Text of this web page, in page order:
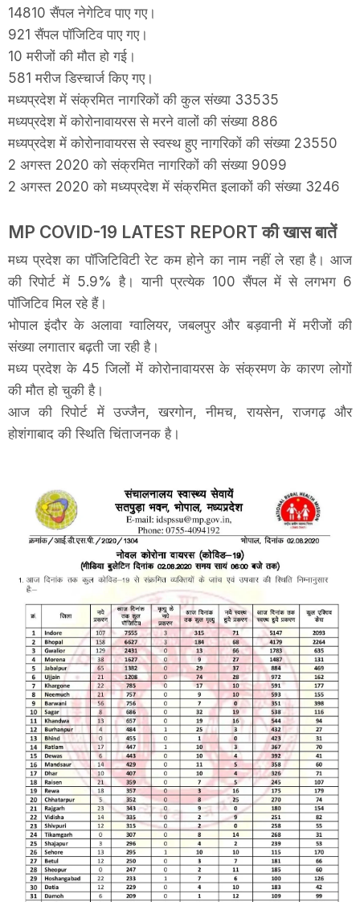
14810 सैंपल नेगेटिव पाए गए।
921 सैंपल पॉजिटिव पाए गए।
10 मरीजों की मौत हो गई।
581 मरीज डिस्चार्ज किए गए।
मध्यप्रदेश में संक्रमित नागरिकों की कुल संख्या 33535
मध्यप्रदेश में कोरोनावायरस से मरने वालों की संख्या 886
मध्यप्रदेश में कोरोनावायरस से स्वस्थ हुए नागरिकों की संख्या 23550
2 अगस्त 2020 को संक्रमित नागरिकों की संख्या 9099
2 अगस्त 2020 को मध्यप्रदेश में संक्रमित इलाकों की संख्या 3246
MP COVID-19 LATEST REPORT की खास बातें
मध्य प्रदेश का पॉजिटिविटी रेट कम होने का नाम नहीं ले रहा है। आज
की रिपोर्ट में 5.9% है। यानी प्रत्येक 100 सैंपल में से लगभग 6
पॉजिटिव मिल रहे हैं।
भोपाल इंदौर के अलावा ग्वालियर, जबलपुर और बड़वानी में मरीजों की
संख्या लगातार बढ़ती जा रही है।
मध्य प्रदेश के 45 जिलों में कोरोनावायरस के संक्रमण के कारण लोगों
की मौत हो चुकी है।
आज की रिपोर्ट में उज्जैन, खरगोन, नीमच, रायसेन, राजगढ़ और
होशंगाबाद की स्थिति चिंताजनक है।